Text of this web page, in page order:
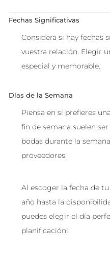
Fechas Significativas
Considera si hay fechas
vuestra relación. Elegir
especial y memorable.
Días de la Semana
Piensa en si prefieres
fin de semana suelen
bodas durante la
proveedores.
Al escoger la fecha de
año hasta la
puedes elegir el día
planificación!